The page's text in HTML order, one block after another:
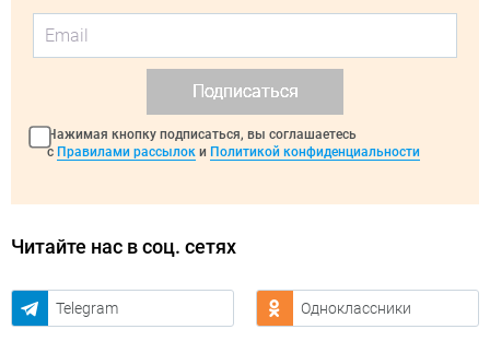
Подписаться
Нажимая кнопку подписаться, вы соглашаетесь
с Правилами рассылок и Политикой конфиденциальности
Читайте нас в соц. сетях
Telegram Одноклассники